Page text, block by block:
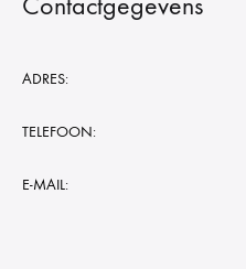
ADRES:
TELEFOON:
E-MAIL: